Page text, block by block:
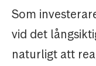
Som
vid det
naturligt att